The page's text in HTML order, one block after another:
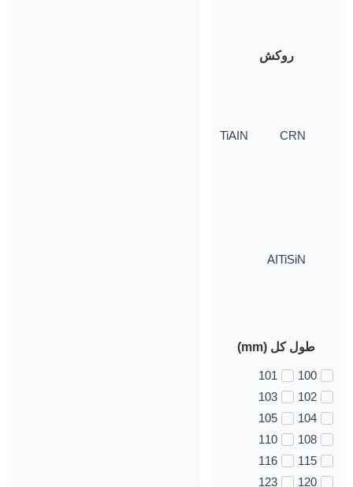
روکش
CRN
TiAIN
AITiSiN
طول کل (mm)
100
101
102
103
104
105
108
110
115
116
120
123